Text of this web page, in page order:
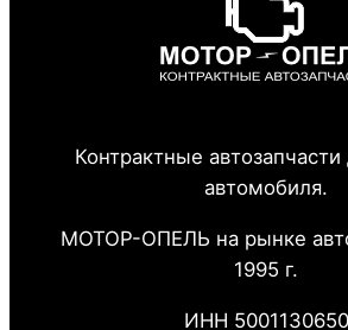
Контрактные
автомобиля.
МОТОР-ОПЕЛЬ на рынке
1995 г.
ИНН 5001130650